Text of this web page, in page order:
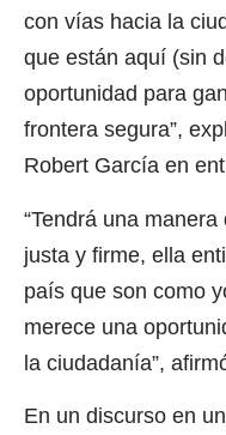
con vías hacia la
que están aquí (sin
oportunidad para
frontera segura”,
Robert García en
“Tendrá una
justa y firme, ella
país que son como
merece una
la ciudadanía”,
En un discurso en